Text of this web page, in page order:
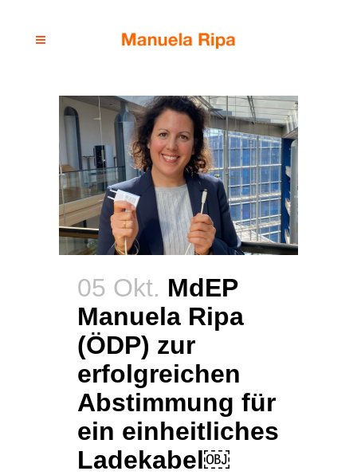
05 Okt. MdEP
Manuela Ripa
(ÖDP) zur
erfolgreichen
Abstimmung für
ein einheitliches
Ladekabel￼